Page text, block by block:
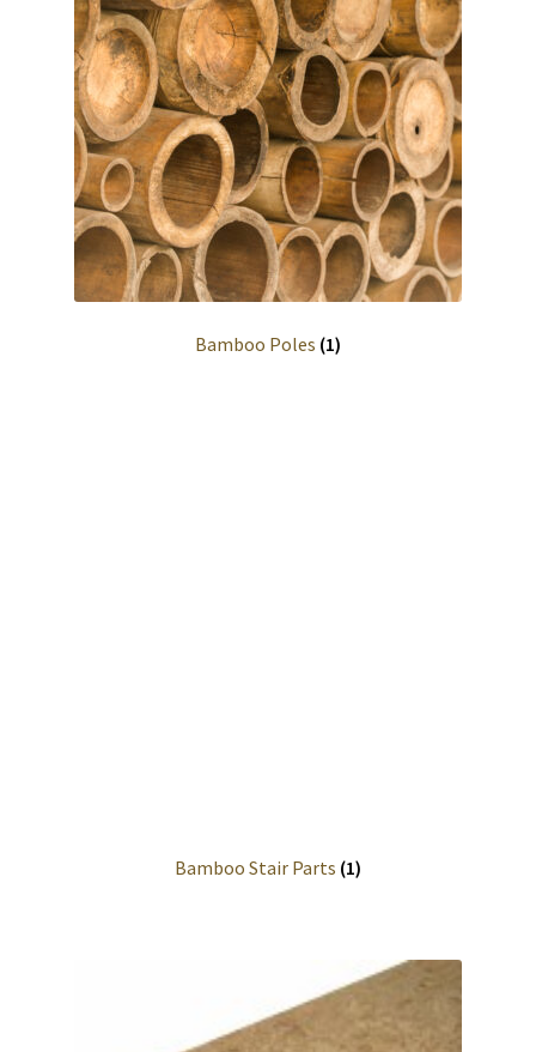
Bamboo Poles (1)
Bamboo Stair Parts (1)